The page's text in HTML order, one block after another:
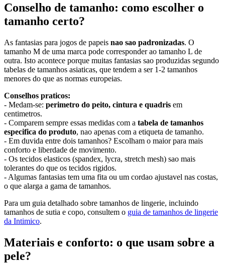
Conselho de tamanho: como escolher o
tamanho certo?
As fantasias para jogos de papeis nao sao padronizadas. O
tamanho M de uma marca pode corresponder ao tamanho L de
outra. Isto acontece porque muitas fantasias sao produzidas segundo
tabelas de tamanhos asiaticas, que tendem a ser 1-2 tamanhos
menores do que as normas europeias.
Conselhos praticos:
- Medam-se: perimetro do peito, cintura e quadris em
centimetros.
- Comparem sempre essas medidas com a tabela de tamanhos
especifica do produto, nao apenas com a etiqueta de tamanho.
- Em duvida entre dois tamanhos? Escolham o maior para mais
conforto e liberdade de movimento.
- Os tecidos elasticos (spandex, lycra, stretch mesh) sao mais
tolerantes do que os tecidos rigidos.
- Algumas fantasias tem uma fita ou um cordao ajustavel nas costas,
o que alarga a gama de tamanhos.
Para um guia detalhado sobre tamanhos de lingerie, incluindo
tamanhos de sutia e copo, consultem o guia de tamanhos de lingerie
da Intimico.
Materiais e conforto: o que usam sobre a
pele?